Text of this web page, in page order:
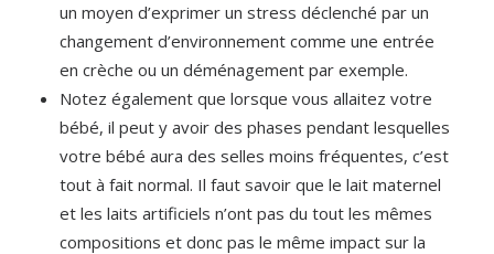
un moyen d’exprimer un stress déclenché par un
changement d’environnement comme une entrée
en crèche ou un déménagement par exemple.
Notez également que lorsque vous allaitez votre
bébé, il peut y avoir des phases pendant lesquelles
votre bébé aura des selles moins fréquentes, c’est
tout à fait normal. Il faut savoir que le lait maternel
et les laits artificiels n’ont pas du tout les mêmes
compositions et donc pas le même impact sur la